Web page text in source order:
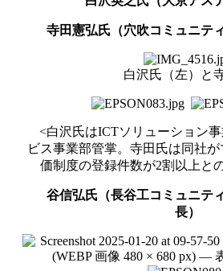
寺田憲弘氏（穴吹コミュニテ
白沢氏（左）と
<白沢氏はICTソリューション
ビス事業部管掌。寺田氏は同社
価制度の登録件数が2割以上と
谷信弘氏（長谷工コミュニテ
長）